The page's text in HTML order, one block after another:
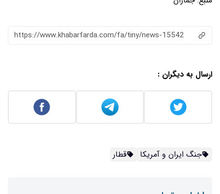
https://www.khabarfarda.com/fa/tiny/news-15542
ارسال به دیگران :
جنگ ایران و آمریکا قطار